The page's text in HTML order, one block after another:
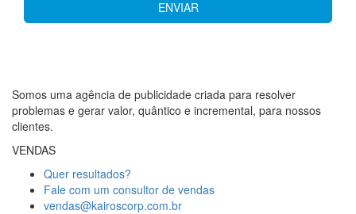
Somos uma agência de publicidade criada para resolver
problemas e gerar valor, quântico e incremental, para nossos
clientes.
VENDAS
Quer resultados?
Fale com um consultor de vendas
vendas@kairoscorp.com.br